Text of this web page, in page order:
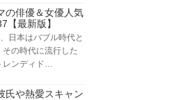
の俳優＆女優人気
【最新版】
日本はバブル時代と
の時代に流行した
レンディド…
氏や熱愛スキャン